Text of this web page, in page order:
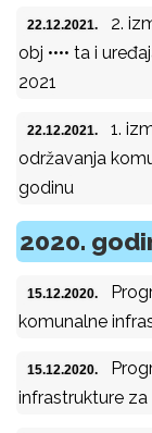
22.12.2021.
2.
obj •••• ta i
2021
22.12.2021.
1.
održavanja
godinu
2020.
15.12.2020.
komunalne
15.12.2020.
infrastrukture za